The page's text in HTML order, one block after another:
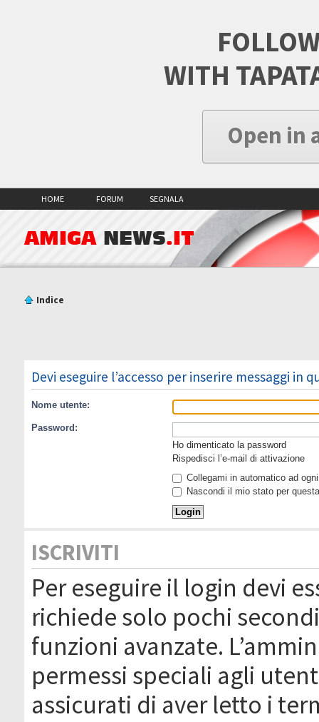
WITH
Open in
HOME FORUM SEGNALA
AMIGA NEWS.IT
Indice
Devi eseguire l’accesso per inserire messaggi in
Nome utente:
Password:
Ho dimenticato la password
Rispedisci l’e-mail di attivazione
Collegami in automatico ad
Nascondi il mio stato per
ISCRIVITI
Per eseguire il login devi
richiede solo pochi
funzioni avanzate.
permessi speciali agli
assicurati di aver letto i